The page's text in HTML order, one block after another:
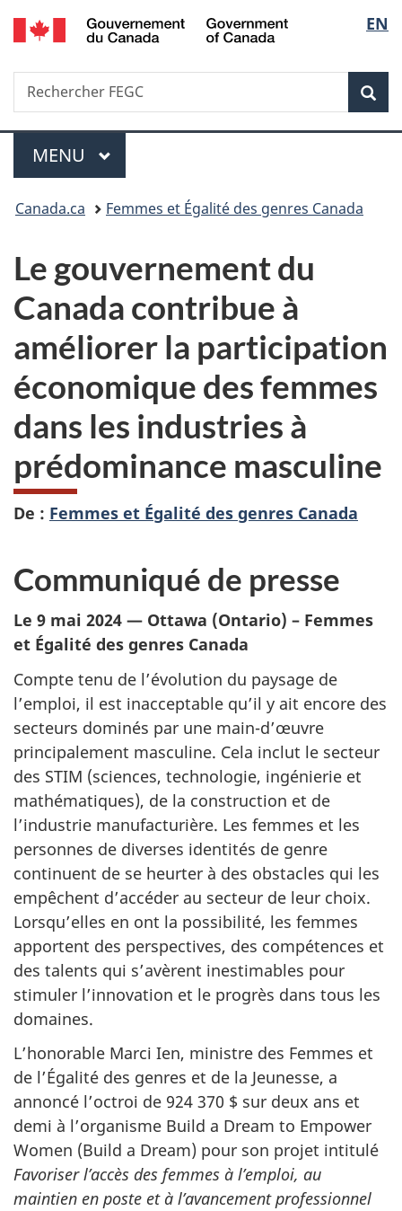
Passer
au
Passer
à
du
Passer
à
simplifiée
de
la
EN
Recherche
Rechercher
FEGC
Menu
MENU PRINCIPAL
Vous
ici :
Canada.ca Femmes et Égalité des genres Canada
Le gouvernement du
Canada contribue à
améliorer la participation
économique des femmes
dans les industries à
prédominance masculine
De : Femmes et Égalité des genres Canada
Communiqué de presse
Le 9 mai 2024 — Ottawa (Ontario) – Femmes
et Égalité des genres Canada
Compte tenu de l’évolution du paysage de
l’emploi, il est inacceptable qu’il y ait encore des
secteurs dominés par une main-d’œuvre
principalement masculine. Cela inclut le secteur
des STIM (sciences, technologie, ingénierie et
mathématiques), de la construction et de
l’industrie manufacturière. Les femmes et les
personnes de diverses identités de genre
continuent de se heurter à des obstacles qui les
empêchent d’accéder au secteur de leur choix.
Lorsqu’elles en ont la possibilité, les femmes
apportent des perspectives, des compétences et
des talents qui s’avèrent inestimables pour
stimuler l’innovation et le progrès dans tous les
domaines.
L’honorable Marci Ien, ministre des Femmes et
de l’Égalité des genres et de la Jeunesse, a
annoncé l’octroi de 924 370 $ sur deux ans et
demi à l’organisme Build a Dream to Empower
Women (Build a Dream) pour son projet intitulé
Favoriser l’accès des femmes à l’emploi, au
maintien en poste et à l’avancement professionnel